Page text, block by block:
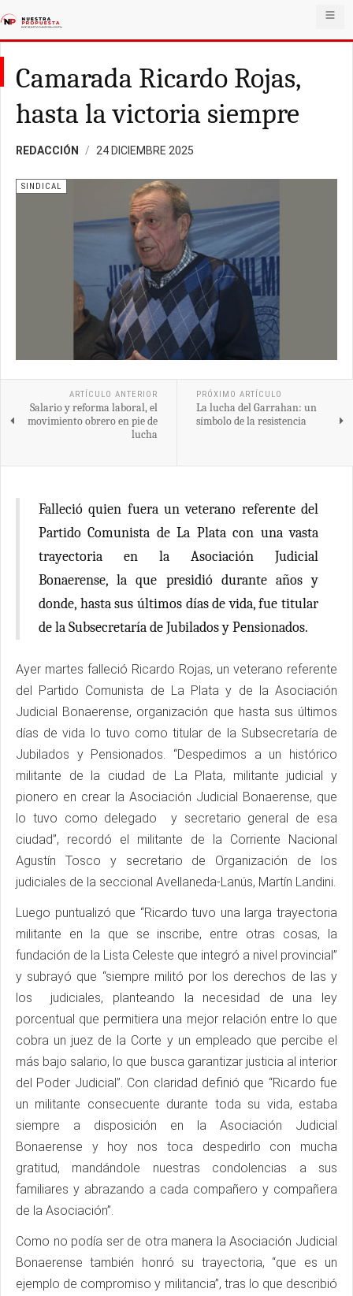
Camarada Ricardo Rojas,
hasta la victoria siempre
REDACCIÓN 24 DICIEMBRE 2025
SINDICAL
ARTÍCULO ANTERIOR
Salario y reforma laboral, el
movimiento obrero en pie de
lucha
PRÓXIMO ARTÍCULO
La lucha del Garrahan: un
símbolo de la resistencia
Falleció quien fuera un veterano referente del
Partido Comunista de La Plata con una vasta
trayectoria en la Asociación Judicial
Bonaerense, la que presidió durante años y
donde, hasta sus últimos días de vida, fue titular
de la Subsecretaría de Jubilados y Pensionados.
Ayer martes falleció Ricardo Rojas, un veterano referente
del Partido Comunista de La Plata y de la Asociación
Judicial Bonaerense, organización que hasta sus últimos
días de vida lo tuvo como titular de la Subsecretaría de
Jubilados y Pensionados. “Despedimos a un histórico
militante de la ciudad de La Plata, militante judicial y
pionero en crear la Asociación Judicial Bonaerense, que
lo tuvo como delegado y secretario general de esa
ciudad”, recordó el militante de la Corriente Nacional
Agustín Tosco y secretario de Organización de los
judiciales de la seccional Avellaneda-Lanús, Martín Landini.
Luego puntualizó que “Ricardo tuvo una larga trayectoria
militante en la que se inscribe, entre otras cosas, la
fundación de la Lista Celeste que integró a nivel provincial”
y subrayó que “siempre militó por los derechos de las y
los judiciales, planteando la necesidad de una ley
porcentual que permitiera una mejor relación entre lo que
cobra un juez de la Corte y un empleado que percibe el
más bajo salario, lo que busca garantizar justicia al interior
del Poder Judicial”. Con claridad definió que “Ricardo fue
un militante consecuente durante toda su vida, estaba
siempre a disposición en la Asociación Judicial
Bonaerense y hoy nos toca despedirlo con mucha
gratitud, mandándole nuestras condolencias a sus
familiares y abrazando a cada compañero y compañera
de la Asociación”.
Como no podía ser de otra manera la Asociación Judicial
Bonaerense también honró su trayectoria, “que es un
ejemplo de compromiso y militancia”, tras lo que describió